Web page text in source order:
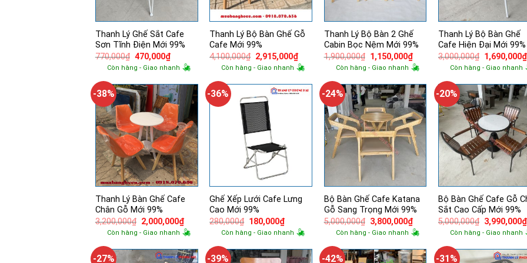
Thanh Lý Ghế Sắt Cafe
Sơn Tĩnh Điện Mới 99%
770,000₫ Giá
gốc
là:
470,000₫Giá
hiện
tại
470,000₫.
Còn hàng - Giao nhanh
Thanh Lý Bộ Bàn Ghế Gỗ
Cafe Mới 99%
4,100,000₫ Giá
gốc
là:
2,915,000₫Giá
hiện
tại
2,915,000₫.
Còn hàng - Giao nhanh
Thanh Lý Bộ Bàn 2 Ghế
Cabin Bọc Nệm Mới 99%
1,900,000₫ Giá
gốc
là:
1,150,000₫Giá
hiện
tại
1,150,000₫.
Còn hàng - Giao nhanh
Thanh Lý Bộ Bàn Ghế
Cafe Hiện Đại Mới 99%
3,000,000₫ Giá
gốc
là:
1,690,000₫
Còn hàng - Giao nhanh
-38%
Thanh Lý Bàn Ghế Cafe
Chân Gỗ Mới 99%
3,200,000₫ Giá
gốc
là:
2,000,000₫Giá
hiện
tại
2,000,000₫.
Còn hàng - Giao nhanh
-36%
Ghế Xếp Lưới Cafe Lưng
Cao Mới 99%
280,000₫ Giá
gốc
là:
180,000₫Giá
hiện
tại
180,000₫.
Còn hàng - Giao nhanh
-24%
Bộ Bàn Ghế Cafe Katana
Gỗ Sang Trọng Mới 99%
5,000,000₫ Giá
gốc
là:
3,800,000₫Giá
hiện
tại
3,800,000₫.
Còn hàng - Giao nhanh
-20%
Bộ Bàn Ghế Cafe Gỗ
Sắt Cao Cấp Mới 99%
5,000,000₫ Giá
gốc
là:
3,990,000₫
Còn hàng - Giao nhanh
-27% -39% -42% -31%